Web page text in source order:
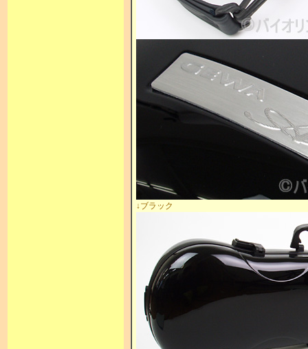
↓ブラック